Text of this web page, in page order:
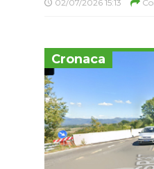
02/07/2026 15:13
Cronaca